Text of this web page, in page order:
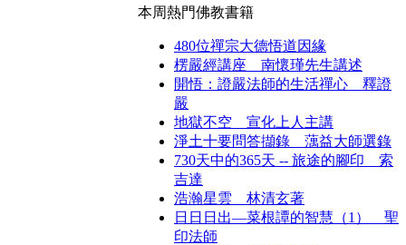
本周熱門佛教書籍
480位禪宗大德悟道因緣
楞嚴經講座 南懷瑾先生講述
開悟：證嚴法師的生活禪心 釋證
嚴
地獄不空 宣化上人主講
淨土十要問答擷錄 蕅益大師選錄
730天中的365天 -- 旅途的腳印 索
吉達
浩瀚星雲 林清玄著
日日日出—菜根譚的智慧（1） 聖
印法師